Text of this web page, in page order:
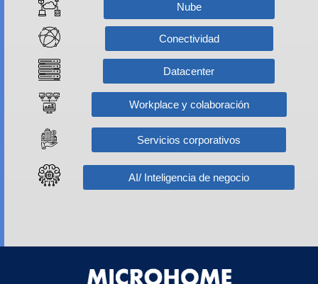
Nube
Conectividad
Datacenter
Workplace y colaboración
Servicios corporativos
AI/ Inteligencia de negocio